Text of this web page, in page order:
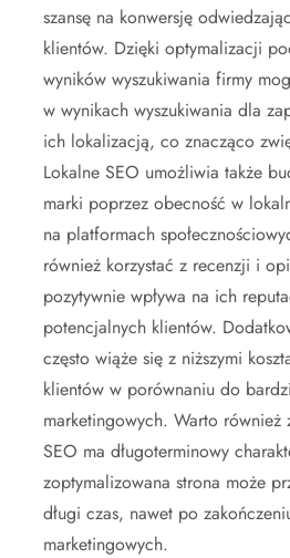
szansę na konwersję
klientów. Dzięki optymalizacji
wyników wyszukiwania firmy
w wynikach wyszukiwania dla
ich lokalizacją, co znacząco
Lokalne SEO umożliwia także
marki poprzez obecność w
na platformach
również korzystać z recenzji i
pozytywnie wpływa na ich
potencjalnych klientów.
często wiąże się z niższymi
klientów w porównaniu do
marketingowych. Warto również
SEO ma długoterminowy
zoptymalizowana strona może
długi czas, nawet po
marketingowych.